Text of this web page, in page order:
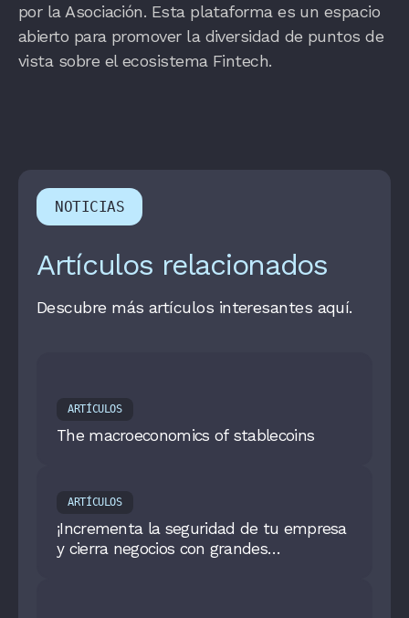
por la Asociación. Esta plataforma es un espacio
abierto para promover la diversidad de puntos de
vista sobre el ecosistema Fintech.
NOTICIAS
Artículos relacionados
Descubre más artículos interesantes aquí.
ARTÍCULOS
The macroeconomics of stablecoins
ARTÍCULOS
¡Incrementa la seguridad de tu empresa
y cierra negocios con grandes